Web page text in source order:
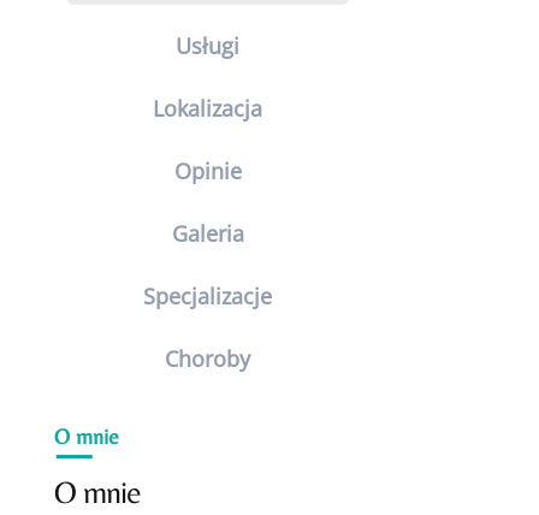
Usługi
Lokalizacja
Opinie
Galeria
Specjalizacje
Choroby
O mnie
O mnie